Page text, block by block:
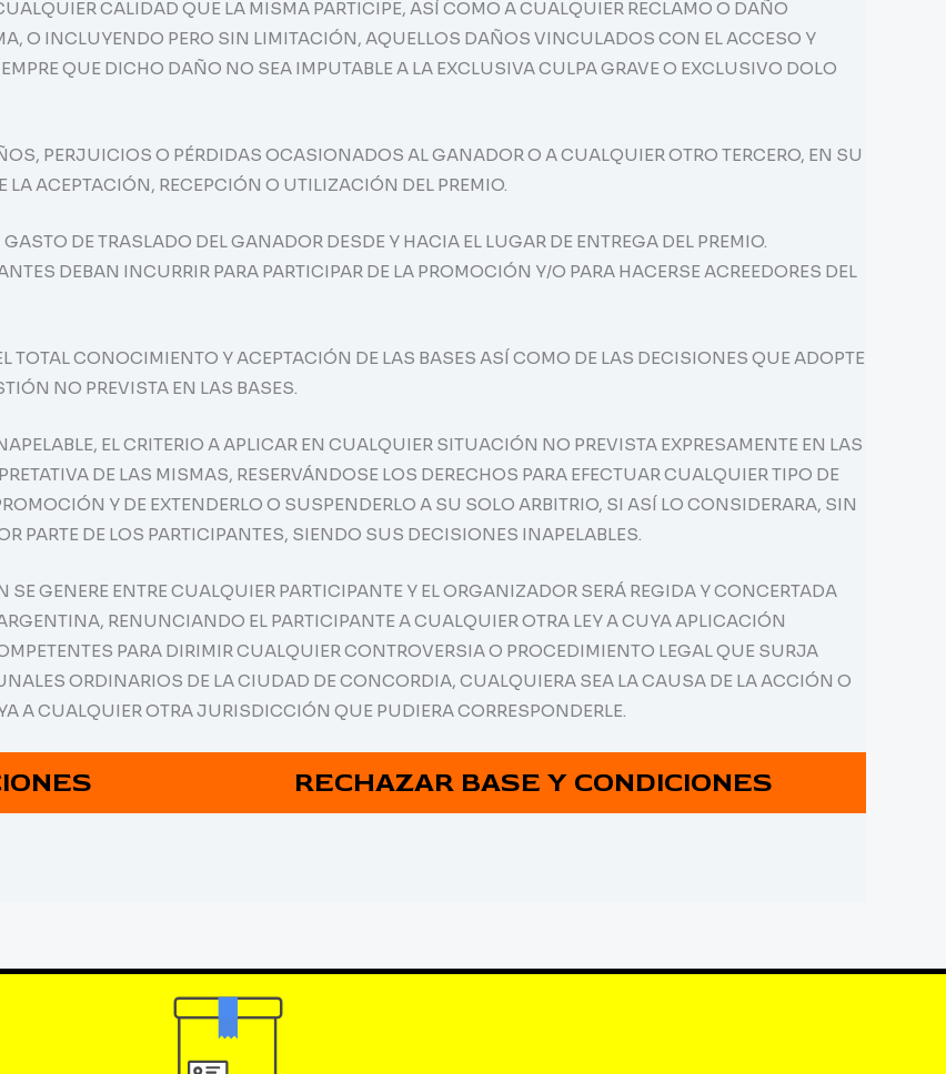
CALIDAD QUE LA MISMA PARTICIPE, ASÍ COMO A CUALQUIER RECLAMO O DAÑO
O INCLUYENDO PERO SIN LIMITACIÓN, AQUELLOS DAÑOS VINCULADOS CON EL ACCESO Y
QUE DICHO DAÑO NO SEA IMPUTABLE A LA EXCLUSIVA CULPA GRAVE O EXCLUSIVO DOLO
PERJUICIOS O PÉRDIDAS OCASIONADOS AL GANADOR O A CUALQUIER OTRO TERCERO, EN SU
ACEPTACIÓN, RECEPCIÓN O UTILIZACIÓN DEL PREMIO.
DE TRASLADO DEL GANADOR DESDE Y HACIA EL LUGAR DE ENTREGA DEL PREMIO.
DEBAN INCURRIR PARA PARTICIPAR DE LA PROMOCIÓN Y/O PARA HACERSE ACREEDORES DEL
TOTAL CONOCIMIENTO Y ACEPTACIÓN DE LAS BASES ASÍ COMO DE LAS DECISIONES QUE ADOPTE
NO PREVISTA EN LAS BASES.
EL CRITERIO A APLICAR EN CUALQUIER SITUACIÓN NO PREVISTA EXPRESAMENTE EN LAS
DE LAS MISMAS, RESERVÁNDOSE LOS DERECHOS PARA EFECTUAR CUALQUIER TIPO DE
Y DE EXTENDERLO O SUSPENDERLO A SU SOLO ARBITRIO, SI ASÍ LO CONSIDERARA, SIN
PARTE DE LOS PARTICIPANTES, SIENDO SUS DECISIONES INAPELABLES.
GENERE ENTRE CUALQUIER PARTICIPANTE Y EL ORGANIZADOR SERÁ REGIDA Y CONCERTADA
RENUNCIANDO EL PARTICIPANTE A CUALQUIER OTRA LEY A CUYA APLICACIÓN
PARA DIRIMIR CUALQUIER CONTROVERSIA O PROCEDIMIENTO LEGAL QUE SURJA
ORDINARIOS DE LA CIUDAD DE CONCORDIA, CUALQUIERA SEA LA CAUSA DE LA ACCIÓN O
A CUALQUIER OTRA JURISDICCIÓN QUE PUDIERA CORRESPONDERLE.
RECHAZAR BASE Y CONDICIONES